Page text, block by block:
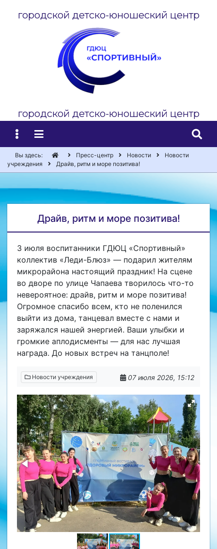
городской детско-юношеский центр
городской детско-юношеский центр
Вы здесь: Пресс-центр Новости
Новости
учреждения
Драйв, ритм и море позитива!
Драйв, ритм и море позитива!
3 июля воспитанники ГДЮЦ «Спортивный»
коллектив «Леди-Блюз» — подарил жителям
микрорайона настоящий праздник! На сцене
во дворе по улице Чапаева творилось что-то
невероятное: драйв, ритм и море позитива!
Огромное спасибо всем, кто не поленился
выйти из дома, танцевал вместе с нами и
заряжался нашей энергией. Ваши улыбки и
громкие аплодисменты — для нас лучшая
награда. До новых встреч на танцполе!
07 июля 2026, 15:12
Новости учреждения